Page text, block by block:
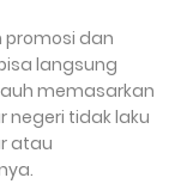
promosi dan
langsung
memasarkan
negeri tidak laku
atau